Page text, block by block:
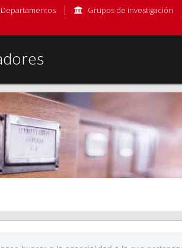
Departamentos Grupos de investigación